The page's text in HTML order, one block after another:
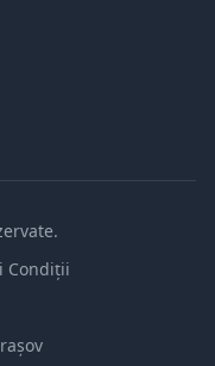
Condiții